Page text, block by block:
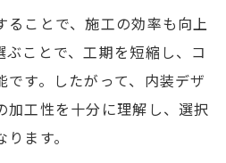
ことで、施工の効率も向上
ぶことで、工期を短縮し、コ
す。したがって、内装デザ
加工性を十分に理解し、選択
ます。